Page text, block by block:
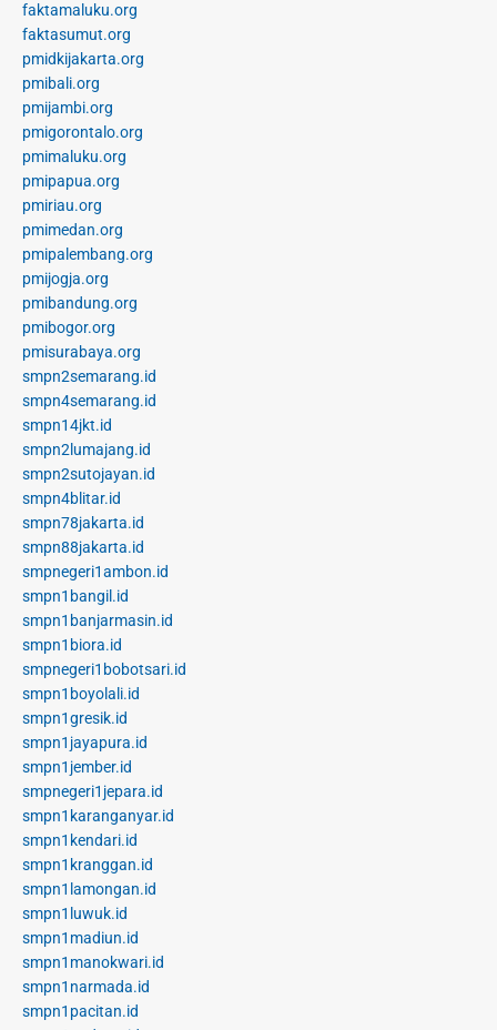
faktamaluku.org
faktasumut.org
pmidkijakarta.org
pmibali.org
pmijambi.org
pmigorontalo.org
pmimaluku.org
pmipapua.org
pmiriau.org
pmimedan.org
pmipalembang.org
pmijogja.org
pmibandung.org
pmibogor.org
pmisurabaya.org
smpn2semarang.id
smpn4semarang.id
smpn14jkt.id
smpn2lumajang.id
smpn2sutojayan.id
smpn4blitar.id
smpn78jakarta.id
smpn88jakarta.id
smpnegeri1ambon.id
smpn1bangil.id
smpn1banjarmasin.id
smpn1biora.id
smpnegeri1bobotsari.id
smpn1boyolali.id
smpn1gresik.id
smpn1jayapura.id
smpn1jember.id
smpnegeri1jepara.id
smpn1karanganyar.id
smpn1kendari.id
smpn1kranggan.id
smpn1lamongan.id
smpn1luwuk.id
smpn1madiun.id
smpn1manokwari.id
smpn1narmada.id
smpn1pacitan.id